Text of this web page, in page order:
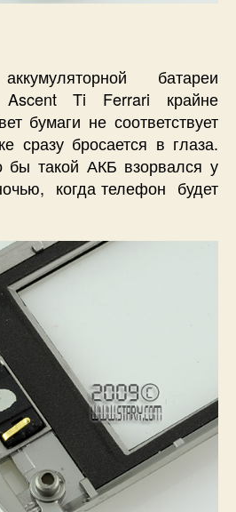
батареи
Ascent Ti Ferrari крайне
бумаги не соответствует
сразу бросается в глаза.
такой АКБ взорвался у
когда телефон будет